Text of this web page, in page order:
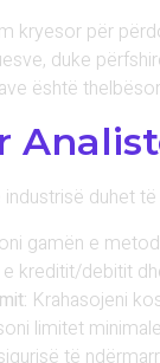
kryesor për
duke
është
duhet
gamën e
kreditit/debitit
Krahasojeni
limitet
të